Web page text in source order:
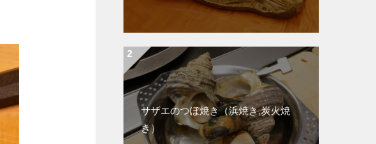
サザエのつぼ焼き（浜焼き,炭火焼
き）